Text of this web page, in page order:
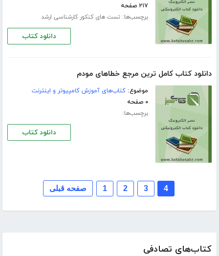
کتاب‌های تصادفی
۲۱۷ صفحه
برچسب‌ها: تست های کنکور کارشناسی ارشد
دانلود کتاب
دانلود کتاب کامل ترین مرجع خطاهای مودم
موضوع:کتاب‌های آموزش کامپیوتر و اینترنت
۰ صفحه
برچسب‌ها:
دانلود کتاب
صفحه قبلی 1 2 3 4